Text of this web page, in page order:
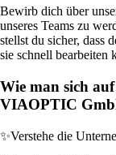
Bewirb dich über
unseres Teams zu
stellst du sicher, dass
sie schnell bearbeiten
Wie man sich
VIAOPTIC
✨Verstehe die